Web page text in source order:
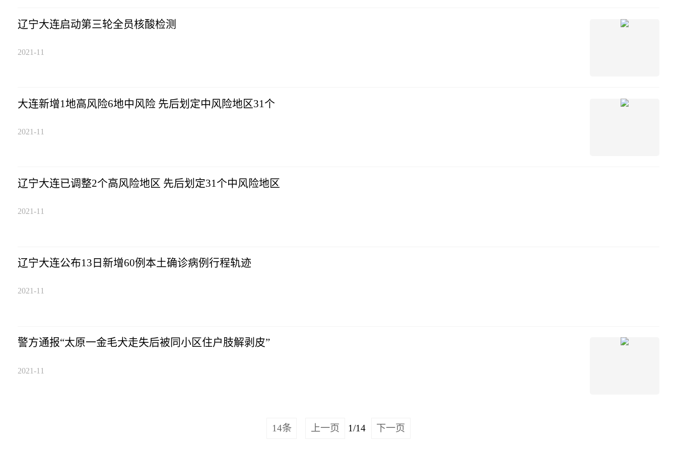
辽宁大连启动第三轮全员核酸检测
2021-11
大连新增1地高风险6地中风险 先后划定中风险地区31个
2021-11
辽宁大连已调整2个高风险地区 先后划定31个中风险地区
2021-11
辽宁大连公布13日新增60例本土确诊病例行程轨迹
2021-11
警方通报“太原一金毛犬走失后被同小区住户肢解剥皮”
2021-11
14条 上一页 1/14 下一页